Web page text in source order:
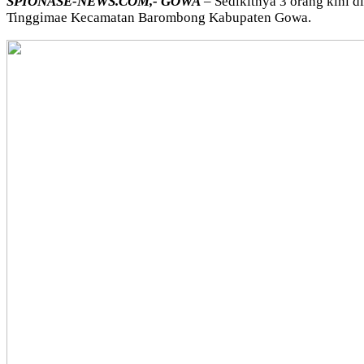
Tinggimae Kecamatan Barombong Kabupaten Gowa.